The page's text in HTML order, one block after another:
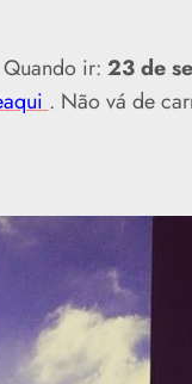
ir: 23 de
. Não vá de